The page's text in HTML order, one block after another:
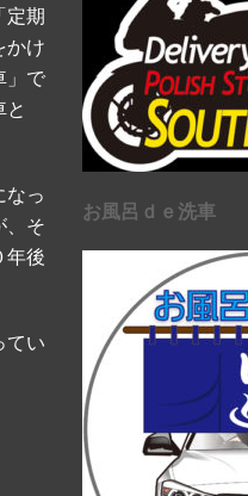
定期
かけ
」で
なっ
、そ
年後
てい
お風呂ｄｅ洗車